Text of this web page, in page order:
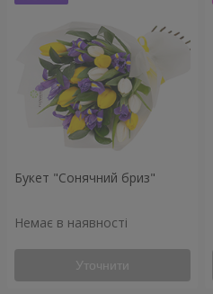
Букет "Сонячний бриз"
Немає в наявності
Уточнити